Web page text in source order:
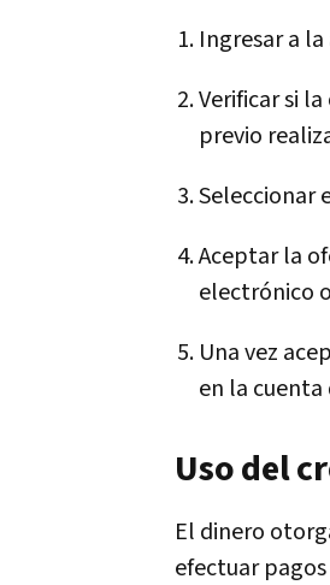
Ingresar a
Verificar si
previo
Seleccionar
Aceptar la
electrónico
Una vez
en la
Uso del
El dinero
efectuar